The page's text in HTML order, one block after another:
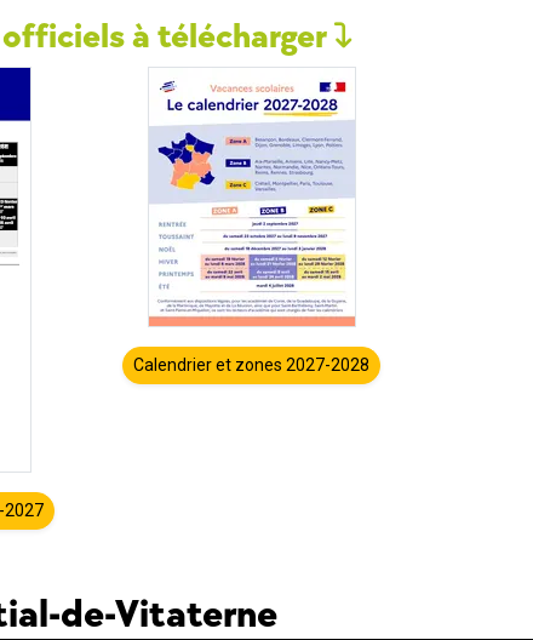
à télécharger
2027
Calendrier et zones 2027-2028
de-Vitaterne